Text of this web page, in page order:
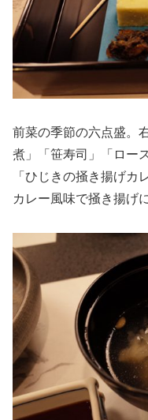
前菜の季節の六点盛。
煮」「笹寿司」「ロー
「ひじきの掻き揚げカ
カレー風味で掻き揚げ